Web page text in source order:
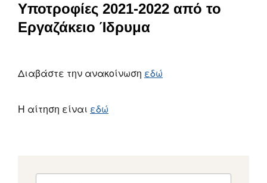
Υποτροφίες 2021-2022 από το
Εργαζάκειο Ίδρυμα
Διαβάστε την ανακοίνωση εδώ
Η αίτηση είναι εδώ